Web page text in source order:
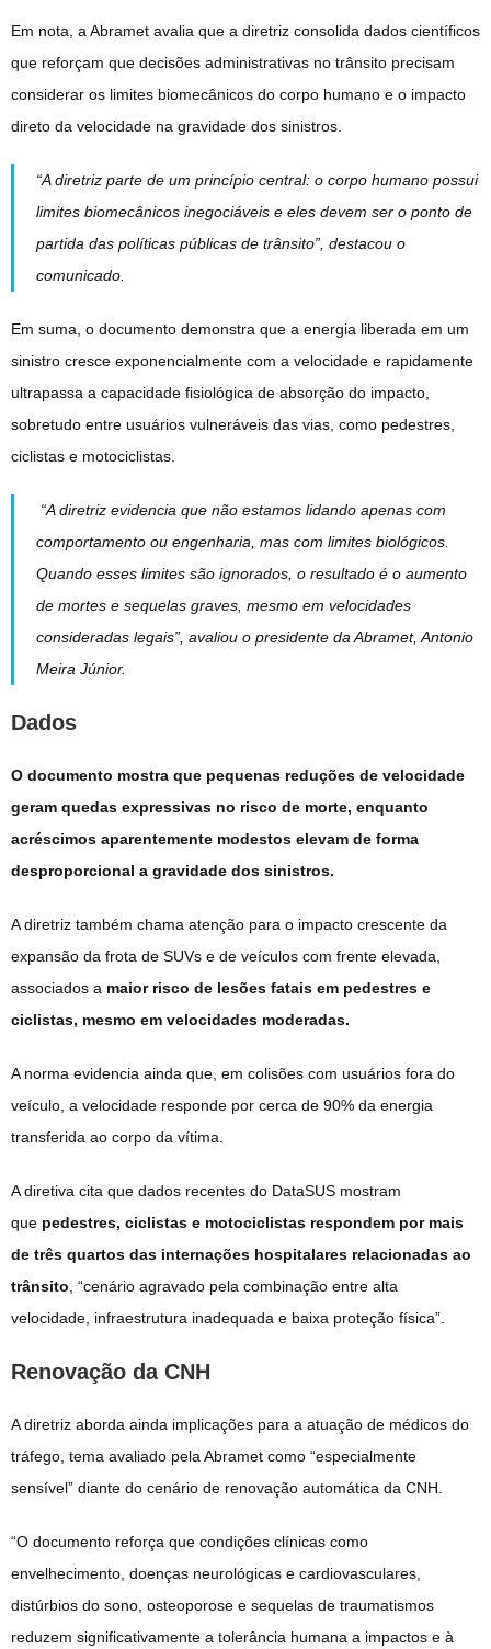
Em nota, a Abramet avalia que a diretriz consolida dados científicos
que reforçam que decisões administrativas no trânsito precisam
considerar os limites biomecânicos do corpo humano e o impacto
direto da velocidade na gravidade dos sinistros.
“A diretriz parte de um princípio central: o corpo humano possui
limites biomecânicos inegociáveis e eles devem ser o ponto de
partida das políticas públicas de trânsito”, destacou o
comunicado.
Em suma, o documento demonstra que a energia liberada em um
sinistro cresce exponencialmente com a velocidade e rapidamente
ultrapassa a capacidade fisiológica de absorção do impacto,
sobretudo entre usuários vulneráveis das vias, como pedestres,
ciclistas e motociclistas.
“A diretriz evidencia que não estamos lidando apenas com
comportamento ou engenharia, mas com limites biológicos.
Quando esses limites são ignorados, o resultado é o aumento
de mortes e sequelas graves, mesmo em velocidades
consideradas legais”, avaliou o presidente da Abramet, Antonio
Meira Júnior.
Dados
O documento mostra que pequenas reduções de velocidade
geram quedas expressivas no risco de morte, enquanto
acréscimos aparentemente modestos elevam de forma
desproporcional a gravidade dos sinistros.
A diretriz também chama atenção para o impacto crescente da
expansão da frota de SUVs e de veículos com frente elevada,
associados a maior risco de lesões fatais em pedestres e
ciclistas, mesmo em velocidades moderadas.
A norma evidencia ainda que, em colisões com usuários fora do
veículo, a velocidade responde por cerca de 90% da energia
transferida ao corpo da vítima.
A diretiva cita que dados recentes do DataSUS mostram
que pedestres, ciclistas e motociclistas respondem por mais
de três quartos das internações hospitalares relacionadas ao
trânsito, “cenário agravado pela combinação entre alta
velocidade, infraestrutura inadequada e baixa proteção física”.
Renovação da CNH
A diretriz aborda ainda implicações para a atuação de médicos do
tráfego, tema avaliado pela Abramet como “especialmente
sensível” diante do cenário de renovação automática da CNH.
“O documento reforça que condições clínicas como
envelhecimento, doenças neurológicas e cardiovasculares,
distúrbios do sono, osteoporose e sequelas de traumatismos
reduzem significativamente a tolerância humana a impactos e à